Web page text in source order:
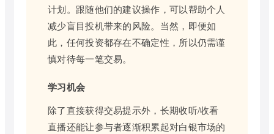
计划。跟随他们的建议操作，可以帮助个人
减少盲目投机带来的风险。当然，即便如
此，任何投资都存在不确定性，所以仍需谨
慎对待每一笔交易。
学习机会
除了直接获得交易提示外，长期收听/收看
直播还能让参与者逐渐积累起对白银市场的